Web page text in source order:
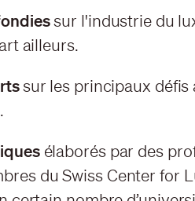
sur l'industrie du
ailleurs.
sur les principaux défis
élaborés par des
du Swiss Center for